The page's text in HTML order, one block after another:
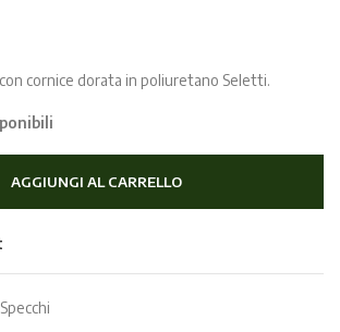
cornice dorata in poliuretano Seletti.
AGGIUNGI AL CARRELLO
Specchi